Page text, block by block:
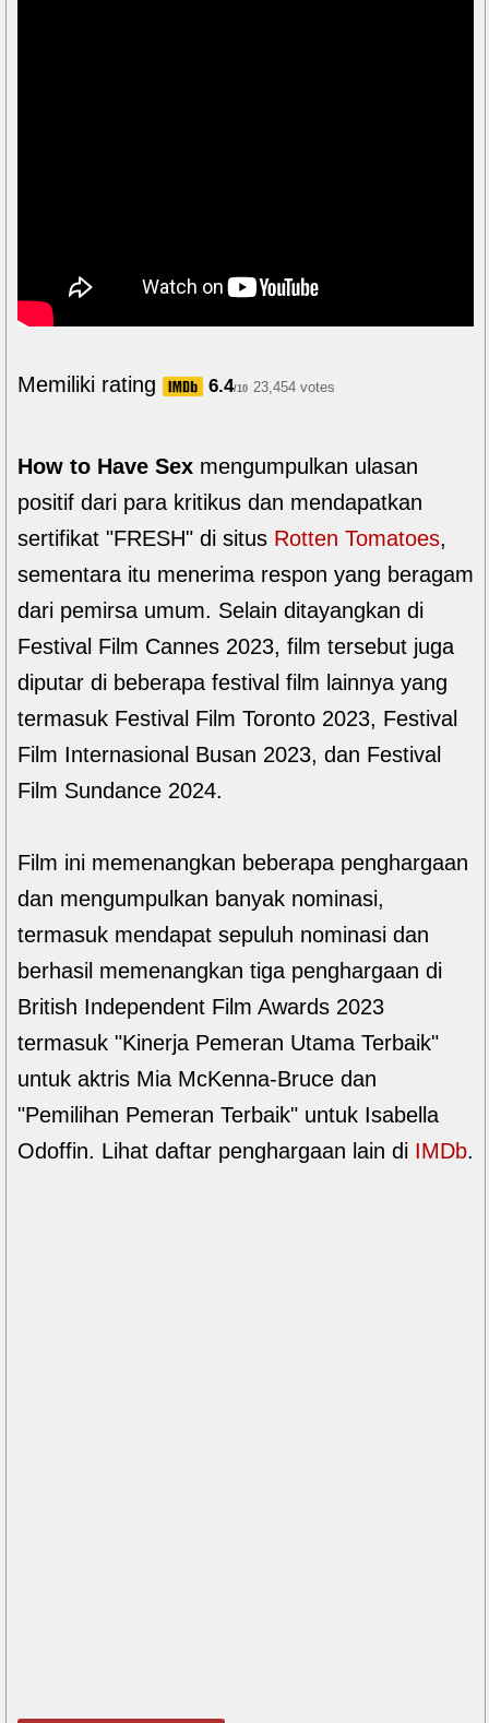
Memiliki rating 6.4/10 23,454 votes
How to Have Sex mengumpulkan ulasan
positif dari para kritikus dan mendapatkan
sertifikat "FRESH" di situs Rotten Tomatoes,
sementara itu menerima respon yang beragam
dari pemirsa umum. Selain ditayangkan di
Festival Film Cannes 2023, film tersebut juga
diputar di beberapa festival film lainnya yang
termasuk Festival Film Toronto 2023, Festival
Film Internasional Busan 2023, dan Festival
Film Sundance 2024.
Film ini memenangkan beberapa penghargaan
dan mengumpulkan banyak nominasi,
termasuk mendapat sepuluh nominasi dan
berhasil memenangkan tiga penghargaan di
British Independent Film Awards 2023
termasuk "Kinerja Pemeran Utama Terbaik"
untuk aktris Mia McKenna-Bruce dan
"Pemilihan Pemeran Terbaik" untuk Isabella
Odoffin. Lihat daftar penghargaan lain di IMDb.